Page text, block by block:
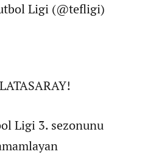
Ligi (@tefligi)
Ligi 3. sezonunu